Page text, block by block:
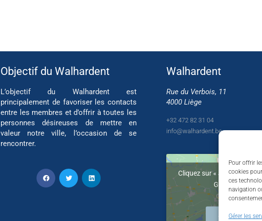
Pour offrir
cookies
ces
navigation
Gérer les
Objectif du Walhardent
L’objectif du Walhardent est
principalement de favoriser les contacts
entre les membres et d’offrir à toutes les
personnes désireuses de mettre en
valeur notre ville, l’occasion de se
rencontrer.
Walhardent
Rue du Verbois, 11
4000 Liège
+32 472 82 31 04
info@walhardent.be
Cliquez sur « J’accepte »
Google maps
Cookie Policy
J’accepte